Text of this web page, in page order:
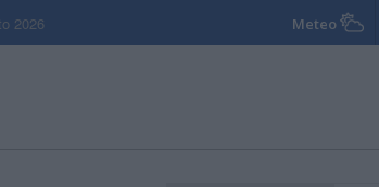
2026 Meteo